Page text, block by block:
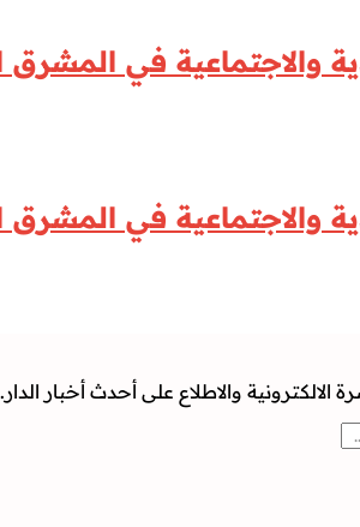
والاجتماعية في المشرق
والاجتماعية في المشرق
الالكترونية والاطلاع على أحدث أخبار الدار.